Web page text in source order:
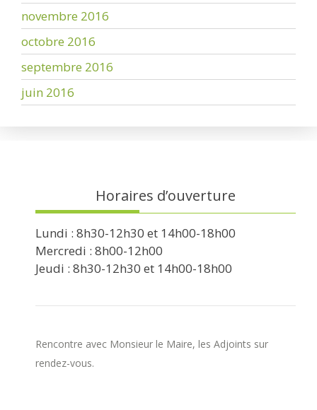
novembre 2016
octobre 2016
septembre 2016
juin 2016
Horaires d’ouverture
Lundi : 8h30-12h30 et 14h00-18h00
Mercredi : 8h00-12h00
Jeudi : 8h30-12h30 et 14h00-18h00
Rencontre avec Monsieur le Maire, les Adjoints sur
rendez-vous.